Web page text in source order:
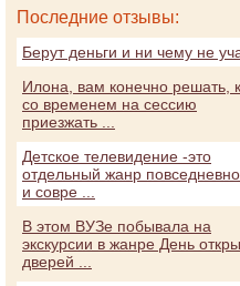
Последние отзывы:
Берут деньги и ни чему не
Илона, вам конечно решать,
со временем на сессию
приезжать ...
Детское телевидение -это
отдельный жанр
и совре ...
В этом ВУЗе побывала на
экскурсии в жанре День
дверей ...